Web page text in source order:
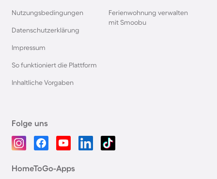
Nutzungsbedingungen
Datenschutzerklärung
Impressum
So funktioniert die Plattform
Inhaltliche Vorgaben
Ferienwohnung verwalten
mit Smoobu
Folge uns
HomeToGo-Apps